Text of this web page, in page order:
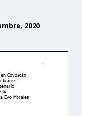
2020